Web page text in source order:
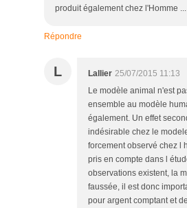
produit également chez l'Homme ...
Répondre
L Lallier 25/07/2015 11:13
Le modèle animal n'est
ensemble au modèle
également. Un effet
indésirable chez le
forcement observé chez l
pris en compte dans l
observations existent, la
faussée, il est donc
pour argent comptant et